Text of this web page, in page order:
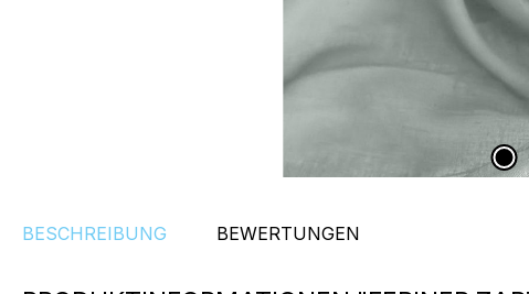
BESCHREIBUNG BEWERTUNGEN